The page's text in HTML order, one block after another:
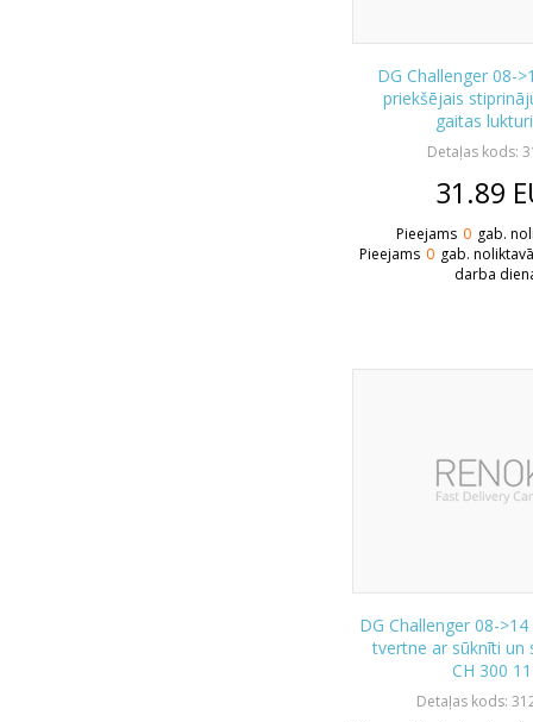
DG Challenger 08-
priekšējais
gaitas
Detaļas kods:
31.89
Pieejams 0 gab.
Pieejams 0 gab.
darba
DG Challenger 08-
tvertne ar sūknīti un
CH 300
Detaļas kods: